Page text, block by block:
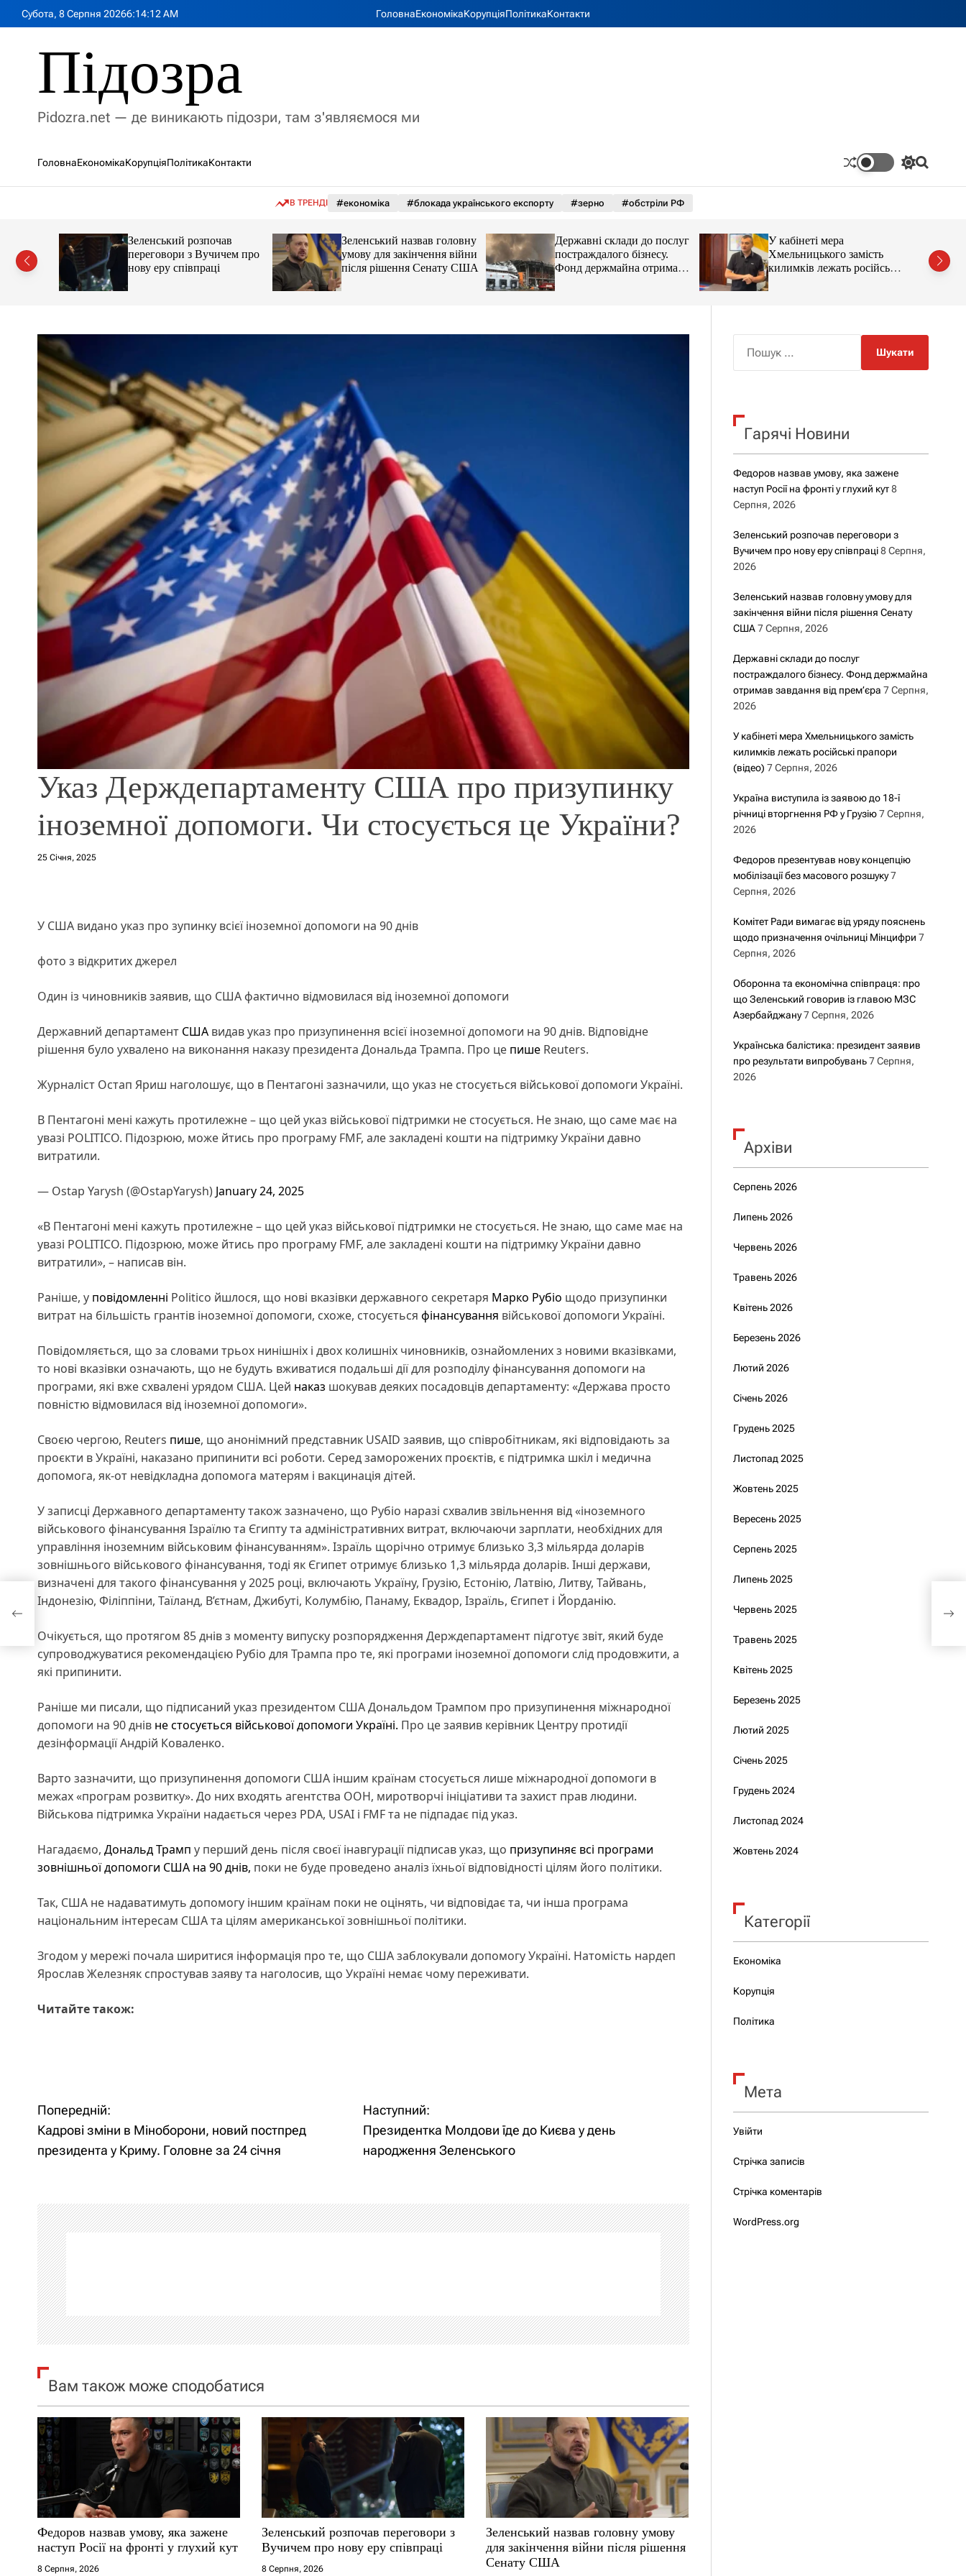
Субота, 8 Серпня 20266:14:13 AM ГоловнаЕкономікаКорупціяПолітикаКонтакти
Підозра
Pidozra.net — де виникають підозри, там з'являємося ми
ГоловнаЕкономікаКорупціяПолітикаКонтакти
П
ч
р
о
у
П
В ТРЕНДІ #економіка #блокада українського експорту #зерно #обстріли РФ
на
Зеленський розпочав
переговори з Вучичем про
нову еру співпраці
Зеленський назвав головну
умову для закінчення війни
після рішення Сенату США
Державні склади до послуг
постраждалого бізнесу.
Фонд держмайна отримав
завдання від прем’єра
У кабінеті мера
Хмельницького замість
килимків лежать російські
прапори (відео)
Указ Держдепартаменту США про призупинку
іноземної допомоги. Чи стосується це України?
25 Січня, 2025
У США видано указ про зупинку всієї іноземної допомоги на 90 днів
фото з відкритих джерел
Один із чиновників заявив, що США фактично відмовилася від іноземної допомоги
Державний департамент США видав указ про призупинення всієї іноземної допомоги на 90 днів. Відповідне
рішення було ухвалено на виконання наказу президента Дональда Трампа. Про це пише Reuters.
Журналіст Остап Яриш наголошує, що в Пентагоні зазначили, що указ не стосується військової допомоги Україні.
В Пентагоні мені кажуть протилежне – що цей указ військової підтримки не стосується. Не знаю, що саме має на
увазі POLITICO. Підозрюю, може йтись про програму FMF, але закладені кошти на підтримку України давно
витратили.
— Ostap Yarysh (@OstapYarysh) January 24, 2025
«В Пентагоні мені кажуть протилежне – що цей указ військової підтримки не стосується. Не знаю, що саме має на
увазі POLITICO. Підозрюю, може йтись про програму FMF, але закладені кошти на підтримку України давно
витратили», – написав він.
Раніше, у повідомленні Politico йшлося, що нові вказівки державного секретаря Марко Рубіо щодо призупинки
витрат на більшість грантів іноземної допомоги, схоже, стосується фінансування військової допомоги Україні.
Повідомляється, що за словами трьох нинішніх і двох колишніх чиновників, ознайомлених з новими вказівками,
то нові вказівки означають, що не будуть вживатися подальші дії для розподілу фінансування допомоги на
програми, які вже схвалені урядом США. Цей наказ шокував деяких посадовців департаменту: «Держава просто
повністю відмовилася від іноземної допомоги».
Своєю чергою, Reuters пише, що анонімний представник USAID заявив, що співробітникам, які відповідають за
проєкти в Україні, наказано припинити всі роботи. Серед заморожених проєктів, є підтримка шкіл і медична
допомога, як-от невідкладна допомога матерям і вакцинація дітей.
У записці Державного департаменту також зазначено, що Рубіо наразі схвалив звільнення від «іноземного
військового фінансування Ізраїлю та Єгипту та адміністративних витрат, включаючи зарплати, необхідних для
управління іноземним військовим фінансуванням». Ізраїль щорічно отримує близько 3,3 мільярда доларів
зовнішнього військового фінансування, тоді як Єгипет отримує близько 1,3 мільярда доларів. Інші держави,
визначені для такого фінансування у 2025 році, включають Україну, Грузію, Естонію, Латвію, Литву, Тайвань,
Індонезію, Філіппіни, Таїланд, В’єтнам, Джибуті, Колумбію, Панаму, Еквадор, Ізраїль, Єгипет і Йорданію.
Очікується, що протягом 85 днів з моменту випуску розпорядження Держдепартамент підготує звіт, який буде
супроводжуватися рекомендацією Рубіо для Трампа про те, які програми іноземної допомоги слід продовжити, а
які припинити.
Раніше ми писали, що підписаний указ президентом США Дональдом Трампом про призупинення міжнародної
допомоги на 90 днів не стосується військової допомоги Україні. Про це заявив керівник Центру протидії
дезінформації Андрій Коваленко.
Варто зазначити, що призупинення допомоги США іншим країнам стосується лише міжнародної допомоги в
межах «програм розвитку». До них входять агентства ООН, миротворчі ініціативи та захист прав людини.
Військова підтримка України надається через PDA, USAI і FMF та не підпадає під указ.
Нагадаємо, Дональд Трамп у перший день після своєї інавгурації підписав указ, що призупиняє всі програми
зовнішньої допомоги США на 90 днів, поки не буде проведено аналіз їхньої відповідності цілям його політики.
Так, США не надаватимуть допомогу іншим країнам поки не оцінять, чи відповідає та, чи інша програма
національним інтересам США та цілям американської зовнішньої політики.
Згодом у мережі почала ширитися інформація про те, що США заблокували допомогу Україні. Натомість нардеп
Ярослав Железняк спростував заяву та наголосив, що Україні немає чому переживати.
Читайте також:
Н
а
і
г
а
ц
і
я
а
п
с
і
Попередній:
Кадрові зміни в Міноборони, новий постпред
президента у Криму. Головне за 24 січня
Наступний:
Президентка Молдови їде до Києва у день
народження Зеленського
Вам також може сподобатися
Федоров назвав умову, яка зажене
наступ Росії на фронті у глухий кут
8 Серпня, 2026
Зеленський розпочав переговори з
Вучичем про нову еру співпраці
8 Серпня, 2026
Зеленський назвав головну умову
для закінчення війни після рішення
Сенату США
к
Гарячі Новини
Федоров назвав умову, яка зажене
наступ Росії на фронті у глухий кут 8
Серпня, 2026
Зеленський розпочав переговори з
Вучичем про нову еру співпраці 8 Серпня,
2026
Зеленський назвав головну умову для
закінчення війни після рішення Сенату
США 7 Серпня, 2026
Державні склади до послуг
постраждалого бізнесу. Фонд держмайна
отримав завдання від прем’єра 7 Серпня,
2026
У кабінеті мера Хмельницького замість
килимків лежать російські прапори
(відео) 7 Серпня, 2026
Україна виступила із заявою до 18-ї
річниці вторгнення РФ у Грузію 7 Серпня,
2026
Федоров презентував нову концепцію
мобілізації без масового розшуку 7
Серпня, 2026
Комітет Ради вимагає від уряду пояснень
щодо призначення очільниці Мінцифри 7
Серпня, 2026
Оборонна та економічна співпраця: про
що Зеленський говорив із главою МЗС
Азербайджану 7 Серпня, 2026
Українська балістика: президент заявив
про результати випробувань 7 Серпня,
2026
Архіви
Серпень 2026
Липень 2026
Червень 2026
Травень 2026
Квітень 2026
Березень 2026
Лютий 2026
Січень 2026
Грудень 2025
Листопад 2025
Жовтень 2025
Вересень 2025
Серпень 2025
Липень 2025
Червень 2025
Травень 2025
Квітень 2025
Березень 2025
Лютий 2025
Січень 2025
Грудень 2024
Листопад 2024
Жовтень 2024
Категорії
Економіка
Корупція
Політика
Мета
Увійти
Стрічка записів
Стрічка коментарів
WordPress.org
у